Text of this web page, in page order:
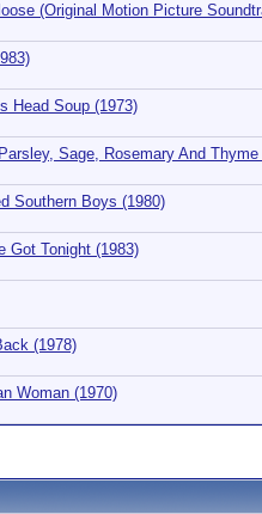
(Original Motion Picture
Head Soup (1973)
Sage, Rosemary And Thyme
Southern Boys (1980)
Got Tonight (1983)
(1978)
Woman (1970)